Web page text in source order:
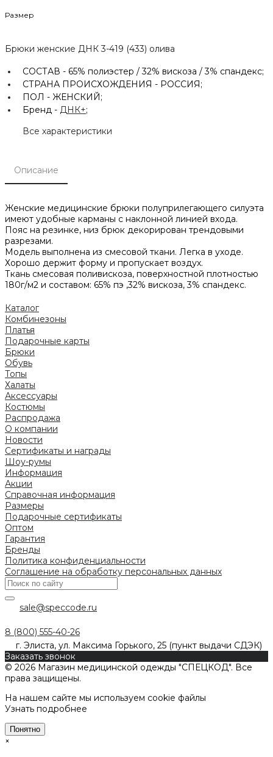
Размер
Брюки женские ДНК 3-419 (433) олива
СОСТАВ - 65% полиэстер / 32% вискоза / 3% спандекс;
СТРАНА ПРОИСХОЖДЕНИЯ - РОССИЯ;
ПОЛ - ЖЕНСКИЙ;
Бренд - ДНК+;
Все характеристики
Описание
Женские медицинские брюки полуприлегающего силуэта
имеют удобные карманы с наклонной линией входа.
Пояс на резинке, низ брюк декорирован трендовыми
разрезами.
Модель выполнена из смесовой ткани. Легка в уходе.
Хорошо держит форму и пропускает воздух.
Ткань смесовая поливискоза, поверхностной плотностью
180г/м2 и составом: 65% пэ ,32% вискоза, 3% спандекс.
Каталог
Комбинезоны
Платья
Подарочные карты
Брюки
Обувь
Топы
Халаты
Аксессуары
Костюмы
Распродажа
О компании
Новости
Сертификаты и награды
Шоу-румы
Информация
Акции
Справочная информация
Размеры
Подарочные сертификаты
Оптом
Гарантия
Бренды
Политика конфиденциальности
Соглашение на обработку персональных данных
sale@speccode.ru
8 (800) 555-40-26
г. Элиста, ул. Максима Горького, 25 (пункт выдачи СДЭК)
Заказать звонок
© 2026 Магазин медицинской одежды "СПЕЦКОД". Все
права защищены.
На нашем сайте мы используем cookie файлы
Узнать подробнее
Понятно
×